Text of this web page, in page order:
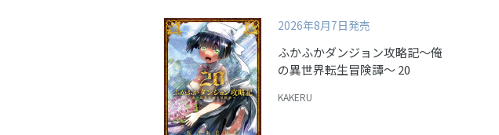
2026年8月7日発売
ふかふかダンジョン攻略記～俺
の異世界転生冒険譚～ 20
KAKERU